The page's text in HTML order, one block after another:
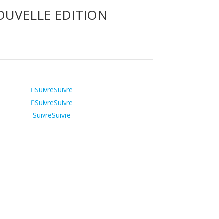
EDITION
SuivreSuivre
SuivreSuivre
SuivreSuivre